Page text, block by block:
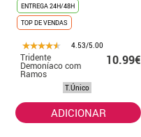
ENTREGA 24H/48H
TOP DE VENDAS
4.53/5.00
Tridente
Demoníaco com
Ramos
Destacáveis de
10.99€
T.Único
ADICIONAR